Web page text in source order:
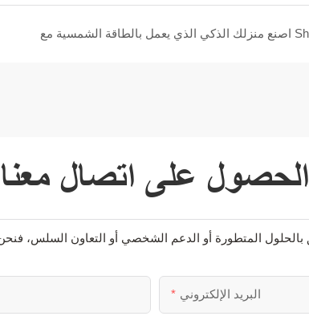
الحصول على اتصال معنا
البريد الإلكتروني